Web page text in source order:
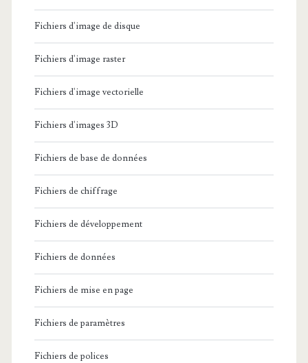
Fichiers d'image de disque
Fichiers d'image raster
Fichiers d'image vectorielle
Fichiers d'images 3D
Fichiers de base de données
Fichiers de chiffrage
Fichiers de développement
Fichiers de données
Fichiers de mise en page
Fichiers de paramètres
Fichiers de polices